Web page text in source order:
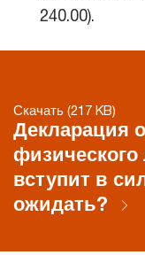
240.00).
Скачать (217 KB)
Декларация
вступит в
ожидать?